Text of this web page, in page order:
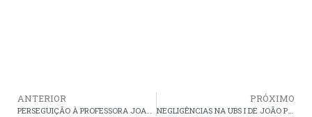
ANTERIOR
PERSEGUIÇÃO À PROFESSORA JOANINHA REVELA UM GOVERNO DO ÓDIO E DESRESPEITO À ARAIOSENSES
PRÓXIMO
NEGLIGÊNCIAS NA UBS I DE JOÃO PERES COLOCA SAÚDE DA COMUNIDADE EM RISCO